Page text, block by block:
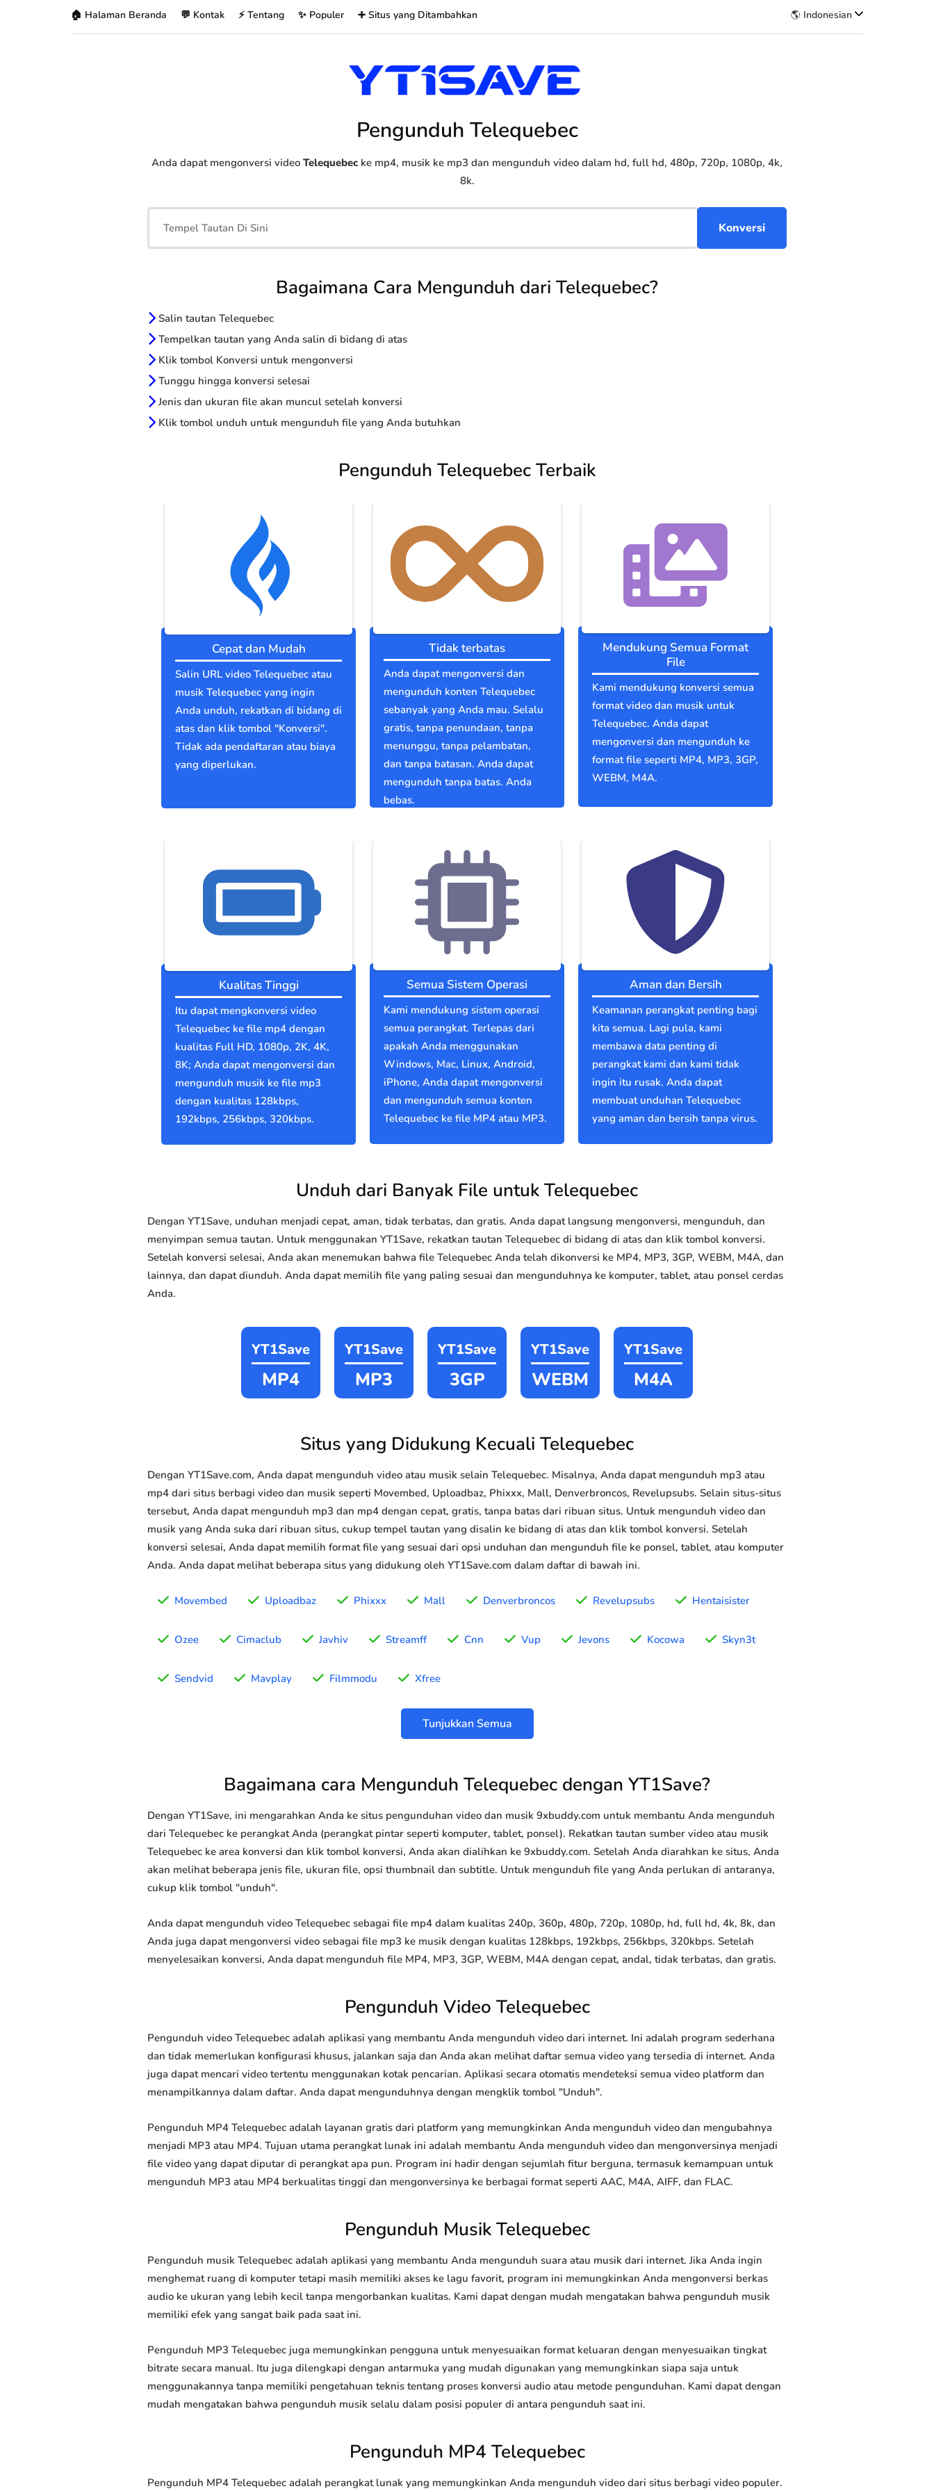
🏠 Halaman Beranda 💬 Kontak ⚡ Tentang ✨ Populer ➕ Situs yang Ditambahkan 🌎 Indonesian
Pengunduh Telequebec
Anda dapat mengonversi video Telequebec ke mp4, musik ke mp3 dan mengunduh video dalam hd, full hd, 480p, 720p, 1080p, 4k,
8k.
Bagaimana Cara Mengunduh dari Telequebec?
Salin tautan Telequebec
Tempelkan tautan yang Anda salin di bidang di atas
Klik tombol Konversi untuk mengonversi
Tunggu hingga konversi selesai
Jenis dan ukuran file akan muncul setelah konversi
Klik tombol unduh untuk mengunduh file yang Anda butuhkan
Pengunduh Telequebec Terbaik
Cepat dan Mudah
Salin URL video Telequebec atau
musik Telequebec yang ingin
Anda unduh, rekatkan di bidang di
atas dan klik tombol "Konversi".
Tidak ada pendaftaran atau biaya
yang diperlukan.
Tidak terbatas
Anda dapat mengonversi dan
mengunduh konten Telequebec
sebanyak yang Anda mau. Selalu
gratis, tanpa penundaan, tanpa
menunggu, tanpa pelambatan,
dan tanpa batasan. Anda dapat
mengunduh tanpa batas. Anda
bebas.
Mendukung Semua Format
File
Kami mendukung konversi semua
format video dan musik untuk
Telequebec. Anda dapat
mengonversi dan mengunduh ke
format file seperti MP4, MP3, 3GP,
WEBM, M4A.
Kualitas Tinggi
Itu dapat mengkonversi video
Telequebec ke file mp4 dengan
kualitas Full HD, 1080p, 2K, 4K,
8K; Anda dapat mengonversi dan
mengunduh musik ke file mp3
dengan kualitas 128kbps,
192kbps, 256kbps, 320kbps.
Semua Sistem Operasi
Kami mendukung sistem operasi
semua perangkat. Terlepas dari
apakah Anda menggunakan
Windows, Mac, Linux, Android,
iPhone, Anda dapat mengonversi
dan mengunduh semua konten
Telequebec ke file MP4 atau MP3.
Aman dan Bersih
Keamanan perangkat penting bagi
kita semua. Lagi pula, kami
membawa data penting di
perangkat kami dan kami tidak
ingin itu rusak. Anda dapat
membuat unduhan Telequebec
yang aman dan bersih tanpa virus.
Unduh dari Banyak File untuk Telequebec
Dengan YT1Save, unduhan menjadi cepat, aman, tidak terbatas, dan gratis. Anda dapat langsung mengonversi, mengunduh, dan
menyimpan semua tautan. Untuk menggunakan YT1Save, rekatkan tautan Telequebec di bidang di atas dan klik tombol konversi.
Setelah konversi selesai, Anda akan menemukan bahwa file Telequebec Anda telah dikonversi ke MP4, MP3, 3GP, WEBM, M4A, dan
lainnya, dan dapat diunduh. Anda dapat memilih file yang paling sesuai dan mengunduhnya ke komputer, tablet, atau ponsel cerdas
Anda.
YT1Save
MP4
YT1Save
MP3
YT1Save
3GP
YT1Save
WEBM
YT1Save
M4A
Situs yang Didukung Kecuali Telequebec
Dengan YT1Save.com, Anda dapat mengunduh video atau musik selain Telequebec. Misalnya, Anda dapat mengunduh mp3 atau
mp4 dari situs berbagi video dan musik seperti Movembed, Uploadbaz, Phixxx, Mall, Denverbroncos, Revelupsubs. Selain situs-situs
tersebut, Anda dapat mengunduh mp3 dan mp4 dengan cepat, gratis, tanpa batas dari ribuan situs. Untuk mengunduh video dan
musik yang Anda suka dari ribuan situs, cukup tempel tautan yang disalin ke bidang di atas dan klik tombol konversi. Setelah
konversi selesai, Anda dapat memilih format file yang sesuai dari opsi unduhan dan mengunduh file ke ponsel, tablet, atau komputer
Anda. Anda dapat melihat beberapa situs yang didukung oleh YT1Save.com dalam daftar di bawah ini.
Movembed Uploadbaz Phixxx Mall Denverbroncos Revelupsubs Hentaisister
Ozee Cimaclub Javhiv Streamff Cnn Vup Jevons Kocowa Skyn3t
Sendvid Mavplay Filmmodu Xfree
Tunjukkan Semua
Bagaimana cara Mengunduh Telequebec dengan YT1Save?
Dengan YT1Save, ini mengarahkan Anda ke situs pengunduhan video dan musik 9xbuddy.com untuk membantu Anda mengunduh
dari Telequebec ke perangkat Anda (perangkat pintar seperti komputer, tablet, ponsel). Rekatkan tautan sumber video atau musik
Telequebec ke area konversi dan klik tombol konversi, Anda akan dialihkan ke 9xbuddy.com. Setelah Anda diarahkan ke situs, Anda
akan melihat beberapa jenis file, ukuran file, opsi thumbnail dan subtitle. Untuk mengunduh file yang Anda perlukan di antaranya,
cukup klik tombol "unduh".
Anda dapat mengunduh video Telequebec sebagai file mp4 dalam kualitas 240p, 360p, 480p, 720p, 1080p, hd, full hd, 4k, 8k, dan
Anda juga dapat mengonversi video sebagai file mp3 ke musik dengan kualitas 128kbps, 192kbps, 256kbps, 320kbps. Setelah
menyelesaikan konversi, Anda dapat mengunduh file MP4, MP3, 3GP, WEBM, M4A dengan cepat, andal, tidak terbatas, dan gratis.
Pengunduh Video Telequebec
Pengunduh video Telequebec adalah aplikasi yang membantu Anda mengunduh video dari internet. Ini adalah program sederhana
dan tidak memerlukan konfigurasi khusus, jalankan saja dan Anda akan melihat daftar semua video yang tersedia di internet. Anda
juga dapat mencari video tertentu menggunakan kotak pencarian. Aplikasi secara otomatis mendeteksi semua video platform dan
menampilkannya dalam daftar. Anda dapat mengunduhnya dengan mengklik tombol "Unduh".
Pengunduh MP4 Telequebec adalah layanan gratis dari platform yang memungkinkan Anda mengunduh video dan mengubahnya
menjadi MP3 atau MP4. Tujuan utama perangkat lunak ini adalah membantu Anda mengunduh video dan mengonversinya menjadi
file video yang dapat diputar di perangkat apa pun. Program ini hadir dengan sejumlah fitur berguna, termasuk kemampuan untuk
mengunduh MP3 atau MP4 berkualitas tinggi dan mengonversinya ke berbagai format seperti AAC, M4A, AIFF, dan FLAC.
Pengunduh Musik Telequebec
Pengunduh musik Telequebec adalah aplikasi yang membantu Anda mengunduh suara atau musik dari internet. Jika Anda ingin
menghemat ruang di komputer tetapi masih memiliki akses ke lagu favorit, program ini memungkinkan Anda mengonversi berkas
audio ke ukuran yang lebih kecil tanpa mengorbankan kualitas. Kami dapat dengan mudah mengatakan bahwa pengunduh musik
memiliki efek yang sangat baik pada saat ini.
Pengunduh MP3 Telequebec juga memungkinkan pengguna untuk menyesuaikan format keluaran dengan menyesuaikan tingkat
bitrate secara manual. Itu juga dilengkapi dengan antarmuka yang mudah digunakan yang memungkinkan siapa saja untuk
menggunakannya tanpa memiliki pengetahuan teknis tentang proses konversi audio atau metode pengunduhan. Kami dapat dengan
mudah mengatakan bahwa pengunduh musik selalu dalam posisi populer di antara pengunduh saat ini.
Pengunduh MP4 Telequebec
Pengunduh MP4 Telequebec adalah perangkat lunak yang memungkinkan Anda mengunduh video dari situs berbagi video populer.